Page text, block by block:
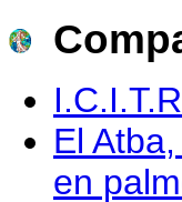
El
en